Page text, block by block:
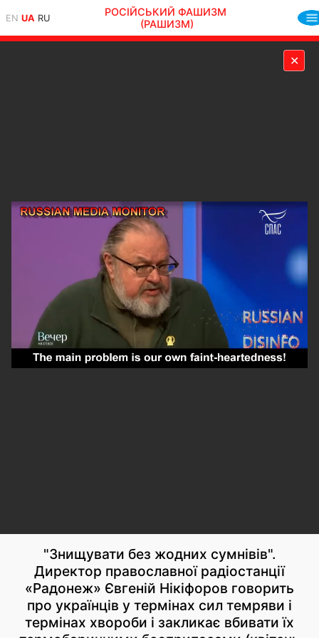
EN UA RU
РОСІЙСЬКИЙ ФАШИЗМ
(РАШИЗМ)
✕
"Знищувати без жодних сумнівів".
Директор православної радіостанції
«Радонеж» Євгеній Нікіфоров говорить
про українців у термінах сил темряви і
термінах хвороби і закликає вбивати їх